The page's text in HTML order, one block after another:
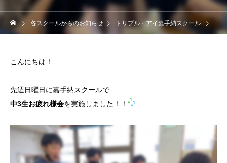
各スクールからのお知らせ トリプル・アイ嘉手納スクール
こんにちは！
先週日曜日に嘉手納スクールで
中3生お疲れ様会を実施しました！！